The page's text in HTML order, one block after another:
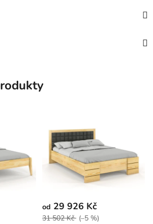
od 29 926 Kč
31 502 Kč (–5 %)